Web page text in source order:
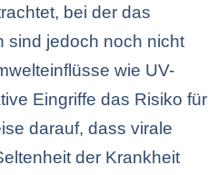
bei der das
sind jedoch noch nicht
wie UV-
Eingriffe das Risiko für
darauf, dass virale
der Krankheit